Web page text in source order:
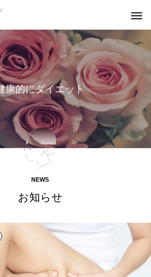
康的にダイエッ ト
NEWS
お知らせ